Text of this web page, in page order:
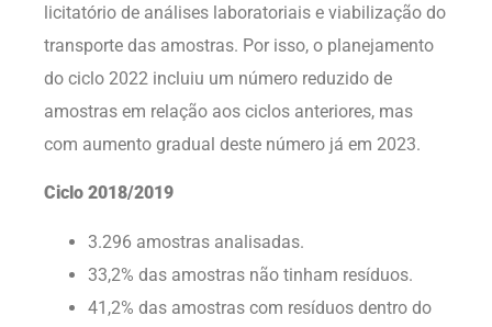
licitatório de análises laboratoriais e viabilização do
transporte das amostras. Por isso, o planejamento
do ciclo 2022 incluiu um número reduzido de
amostras em relação aos ciclos anteriores, mas
com aumento gradual deste número já em 2023.
Ciclo 2018/2019
3.296 amostras analisadas.
33,2% das amostras não tinham resíduos.
41,2% das amostras com resíduos dentro do